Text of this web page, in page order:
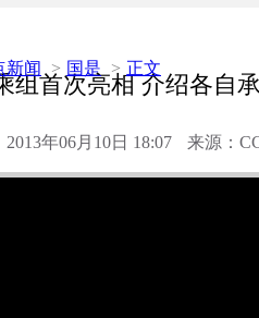
新闻 > 国是 > 正文
组首次亮相 介绍各自
年06月10日 18:07 来源：